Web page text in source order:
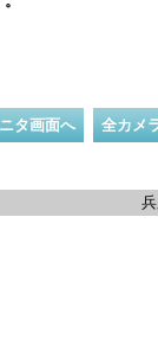
タ画面へ 全カメ